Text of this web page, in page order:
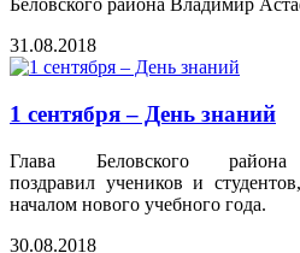
Беловского района Владимир
31.08.2018
1 сентября – День знаний
Глава Беловского
поздравил учеников и
началом нового учебного года.
30.08.2018